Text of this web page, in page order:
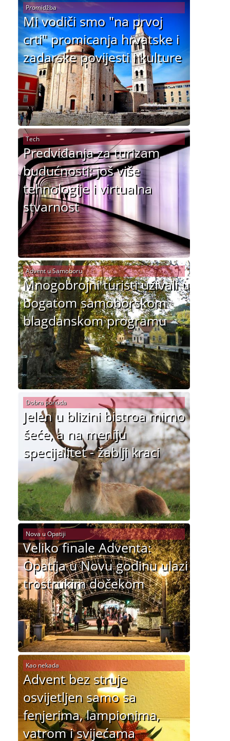
Mi vodiči smo "na prvoj
crti" promicanja hrvatske i
zadarske povijesti i kulture
Promidžba
Predviđanja za turizam
budućnosti: još više
tehnologije i virtualna
stvarnost
Tech
Mnogobrojni turisti uživali u
bogatom samoborskom
blagdanskom programu
Advent u Samoboru
Jelen u blizini bistroa mirno
šeće, a na meniju
specijalitet - žablji kraci
Dobra ponuda
Veliko finale Adventa:
Opatija u Novu godinu ulazi
trostrukim dočekom
Nova u Opatiji
Advent bez struje
osvijetljen samo sa
fenjerima, lampionima,
vatrom i svijećama
Kao nekada